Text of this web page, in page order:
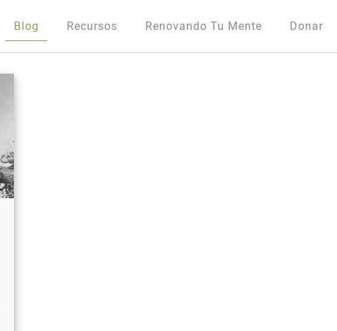
Blog Recursos Renovando Tu Mente Donar